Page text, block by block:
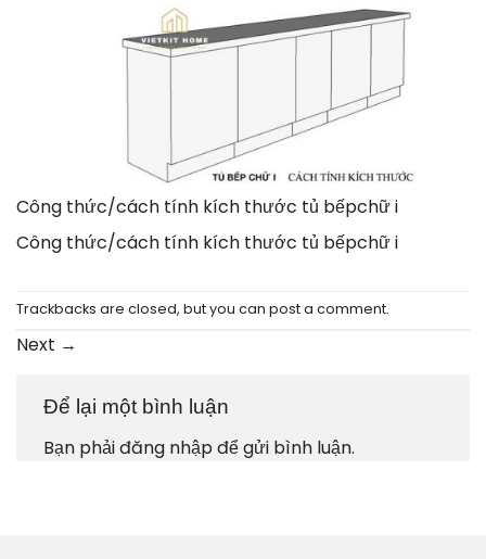
Công thức/cách tính kích thước tủ bếpchữ i
Công thức/cách tính kích thước tủ bếpchữ i
Trackbacks are closed, but you can post a comment.
Next →
Để lại một bình luận
Bạn phảiđăng nhậpđể gửi bình luận.